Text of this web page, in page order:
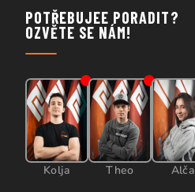
POTŘEBUJEE PORADIT?
OZVĚTE SE NÁM!
Kolja Theo Alča